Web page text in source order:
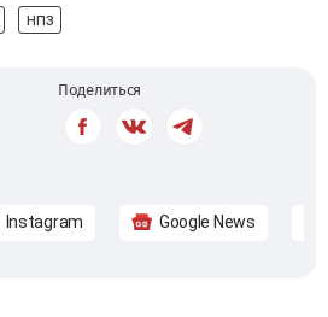
нпз
Поделиться
Instagram Google News